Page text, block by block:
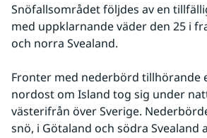
Snöfallsområdet följdes av en
med uppklarnande väder den 25 i
och norra Svealand.
Fronter med nederbörd tillhörande
nordost om Island tog sig under
västerifrån över Sverige.
snö, i Götaland och södra Svealand